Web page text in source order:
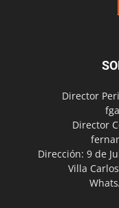
Director
Director
Dirección: 9 de
Villa